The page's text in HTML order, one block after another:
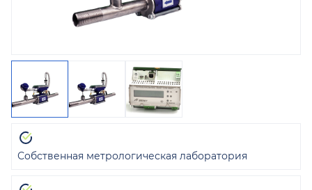
Собственная метрологическая лаборатория